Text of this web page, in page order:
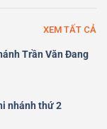
XEM TẤT CẢ
Trần Văn Đang
nhánh thứ 2